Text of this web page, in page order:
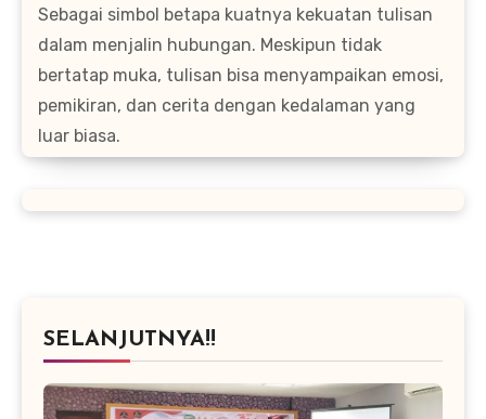
Sebagai simbol betapa kuatnya kekuatan tulisan
dalam menjalin hubungan. Meskipun tidak
bertatap muka, tulisan bisa menyampaikan emosi,
pemikiran, dan cerita dengan kedalaman yang
luar biasa.
SELANJUTNYA!!